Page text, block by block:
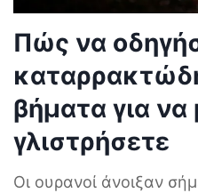
Πώς να
βήματα για να
γλιστρήσετε
Οι ουρανοί άνοιξαν